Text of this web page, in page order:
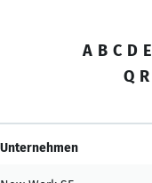
A B C D E
Q R
Unternehmen